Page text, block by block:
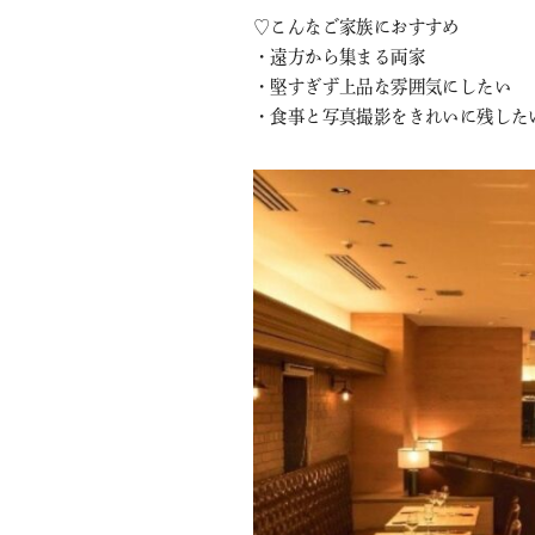
♡こんなご家族におすすめ
・遠方から集まる両家
・堅すぎず上品な雰囲気にしたい
・食事と写真撮影をきれいに残した